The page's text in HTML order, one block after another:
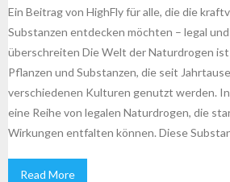
Ein Beitrag von HighFly für alle, die die
Substanzen entdecken möchten – legal
überschreiten Die Welt der Naturdrogen
Pflanzen und Substanzen, die seit
verschiedenen Kulturen genutzt werden.
eine Reihe von legalen Naturdrogen, die
Wirkungen entfalten können. Diese
Read More